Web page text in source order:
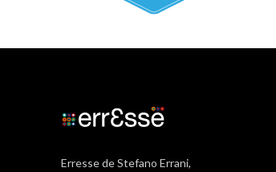
Erresse de Stefano Errani,